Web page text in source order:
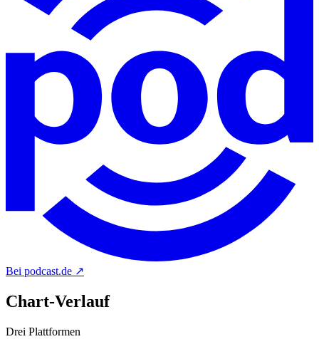
Bei podcast.de ↗
Chart-Verlauf
Drei Plattformen